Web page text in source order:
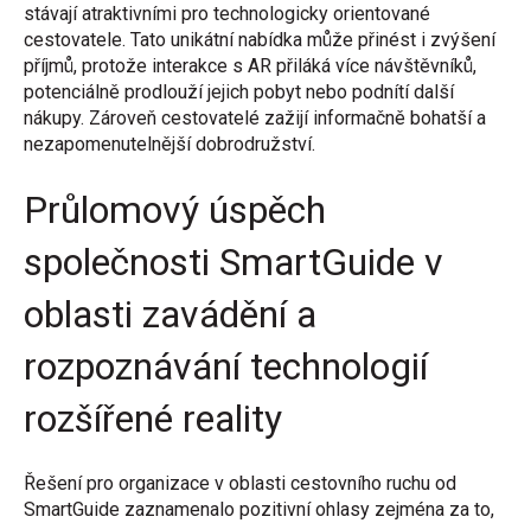
stávají atraktivními pro technologicky orientované
cestovatele. Tato unikátní nabídka může přinést i zvýšení
příjmů, protože interakce s AR přiláká více návštěvníků,
potenciálně prodlouží jejich pobyt nebo podnítí další
nákupy. Zároveň cestovatelé zažijí informačně bohatší a
nezapomenutelnější dobrodružství.
Průlomový úspěch
společnosti SmartGuide v
oblasti zavádění a
rozpoznávání technologií
rozšířené reality
Řešení pro organizace v oblasti cestovního ruchu od
SmartGuide zaznamenalo pozitivní ohlasy zejména za to,